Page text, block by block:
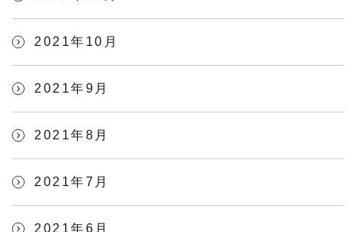
2021年10月
2021年9月
2021年8月
2021年7月
2021年6月